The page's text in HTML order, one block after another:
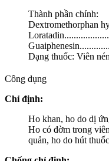
Thành phần chính:
Dextromethorphan
Dạng thuốc: Viên
Công dụng
Chỉ định:
Ho khan, ho do dị
Ho có đờm trong
quản, ho do hút